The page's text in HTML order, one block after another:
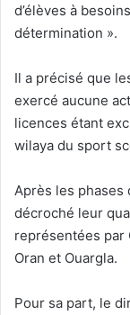
d’élèves à
détermination ».
Il a précisé que
exercé aucune
licences étant
wilaya du sport
Après les
décroché leur
représentées par
Oran et Ouargla.
Pour sa part, le